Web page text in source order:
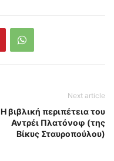
Next article
Η βιβλική περιπέτεια του
Αντρέι Πλατόνοφ (της
Βίκυς Σταυροπούλου)